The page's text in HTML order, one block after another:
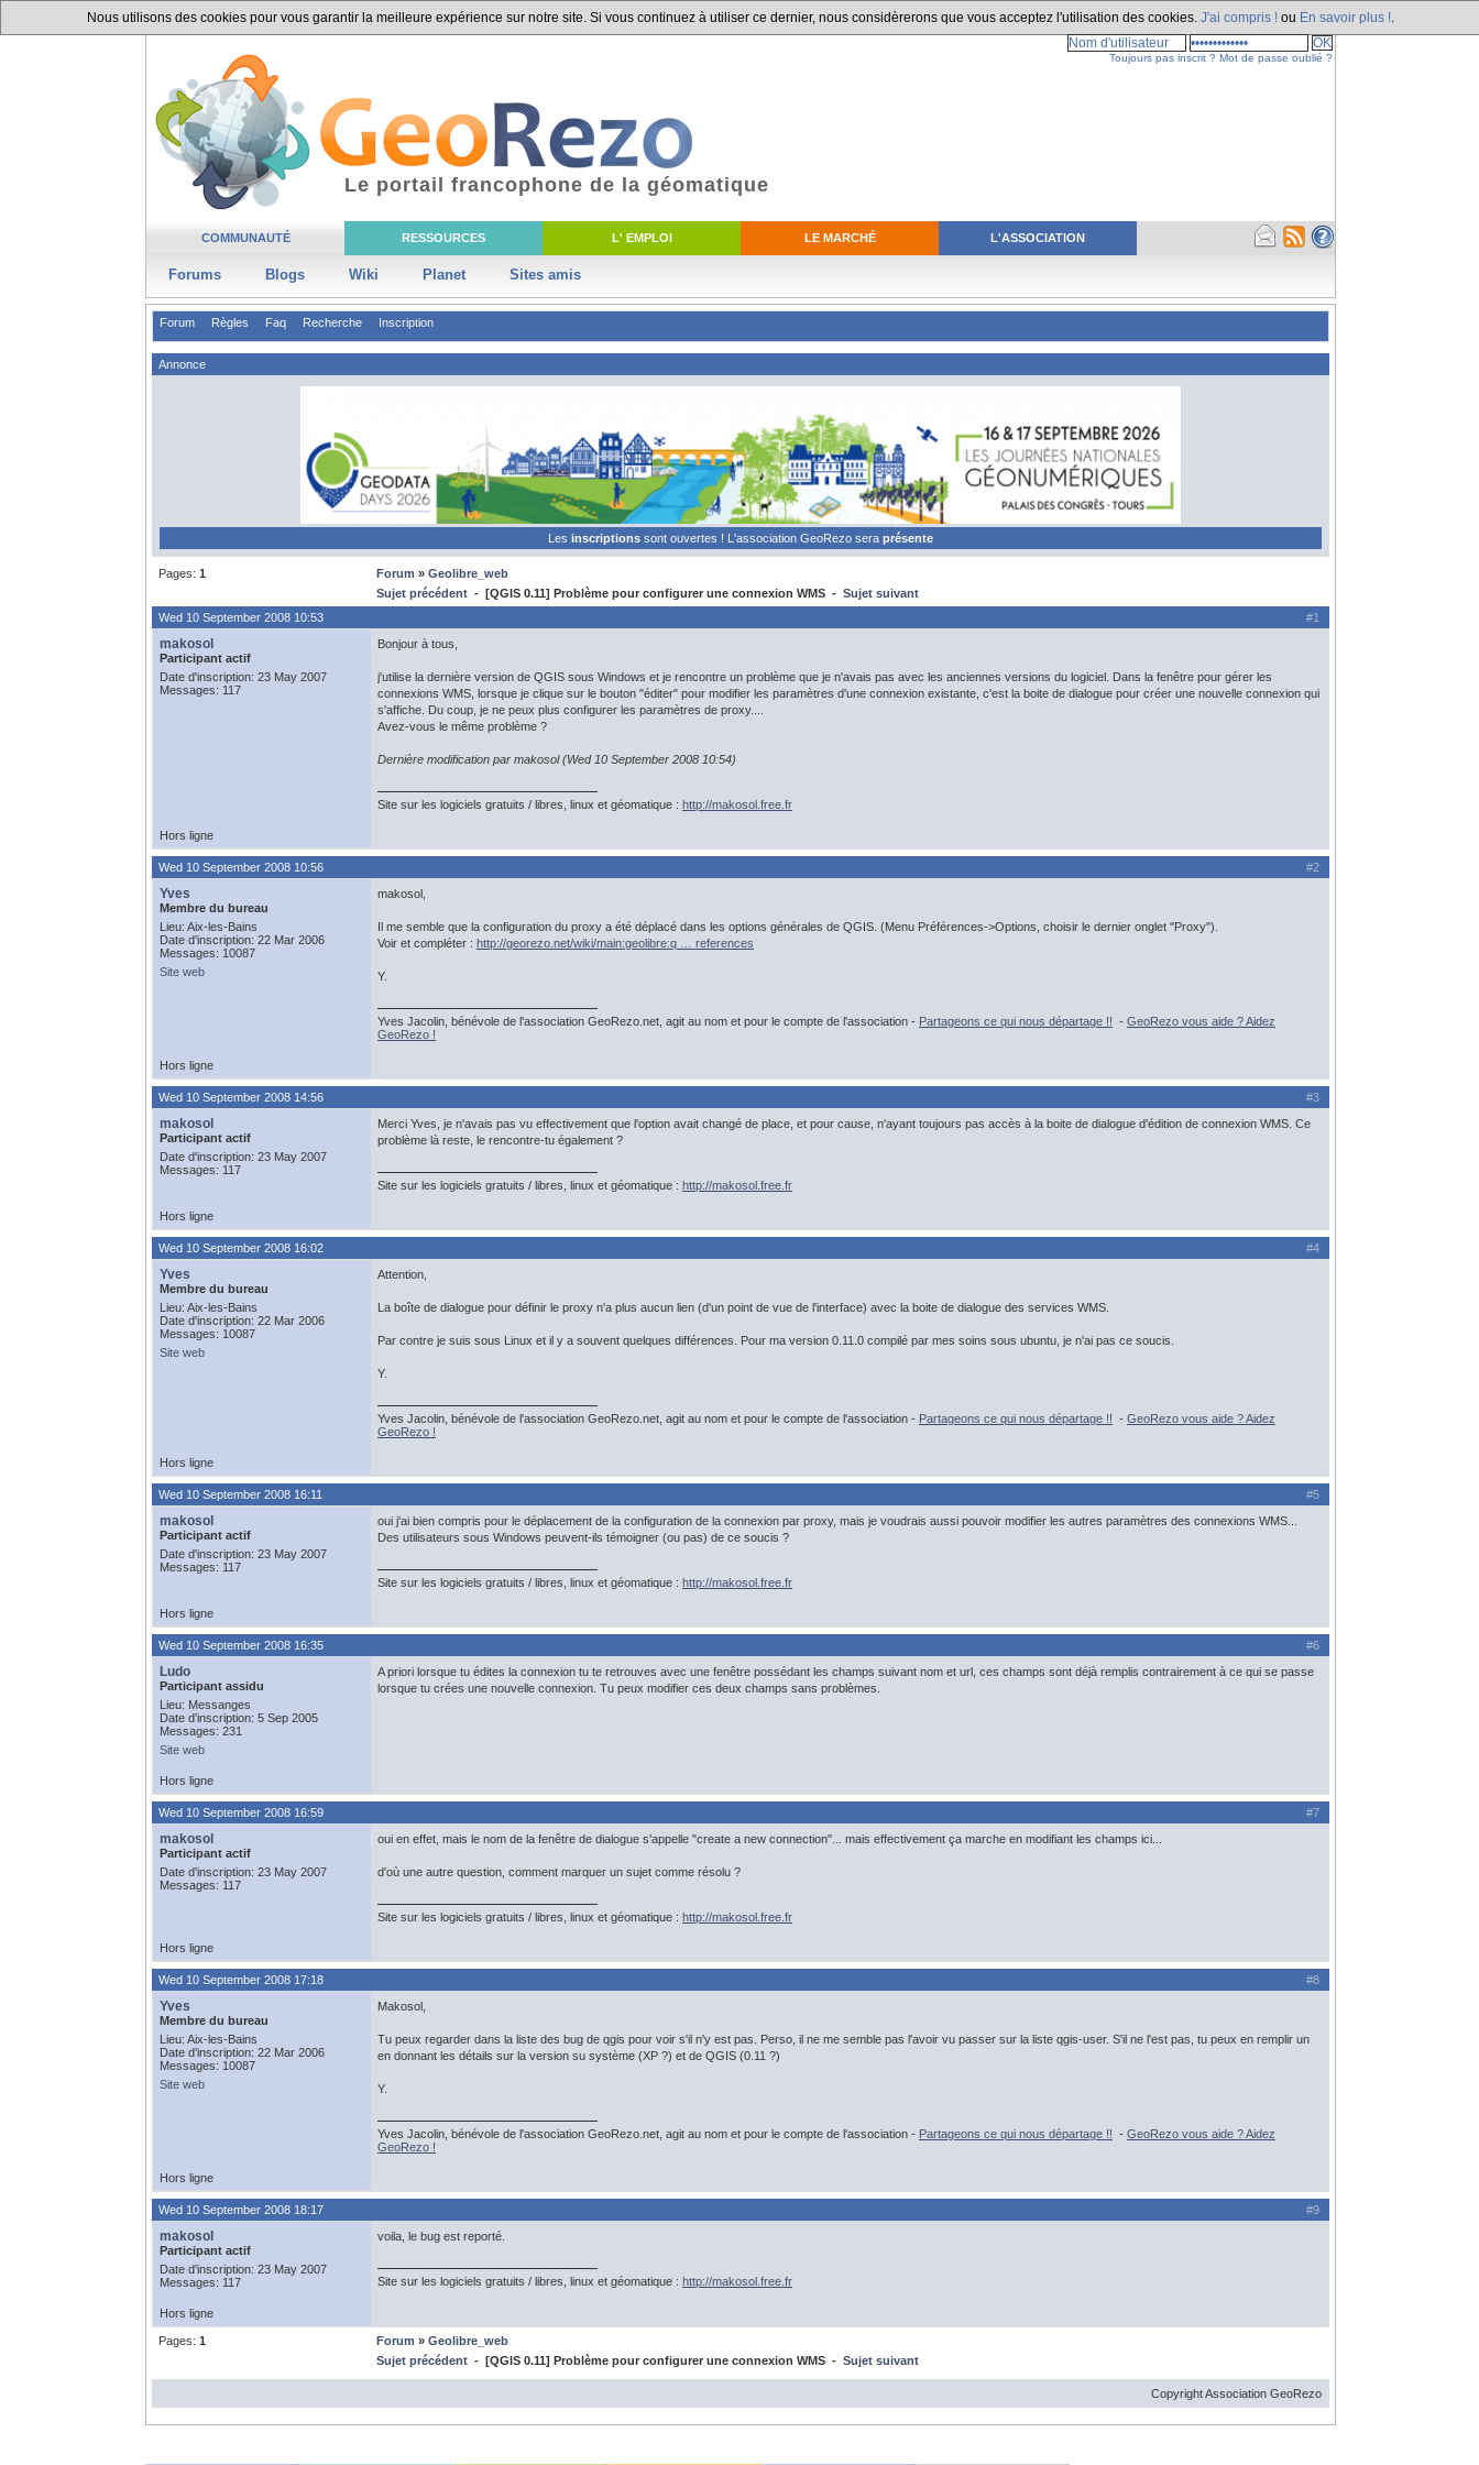
Nous utilisons des cookies pour vous garantir la meilleure expérience sur notre site. Si vous continuez à utiliser ce dernier, nous considèrerons que vous acceptez l'utilisation des cookies. J'ai compris ! ou En savoir plus !
COMMUNAUTÉ RESSOURCES L' EMPLOI LE MARCHÉ L'ASSOCIATION
Forums Blogs Wiki Planet Sites amis
Le portail francophone de la géomatique
Toujours pas inscrit ? Mot de passe oublié ?
Forum Règles Faq Recherche Inscription
Annonce
Les inscriptions sont ouvertes ! L'association GeoRezo sera présente
Pages: 1 Forum » Geolibre_web
Sujet précédent - [QGIS 0.11] Problème pour configurer une connexion WMS - Sujet suivant
#1
Wed 10 September 2008 10:53
makosol
Participant actif
Date d'inscription: 23 May 2007
Messages: 117
Bonjour à tous,
j'utilise la dernière version de QGIS sous Windows et je rencontre un problème que je n'avais pas avec les anciennes versions du logiciel. Dans la fenêtre pour gérer les
connexions WMS, lorsque je clique sur le bouton "éditer" pour modifier les paramètres d'une connexion existante, c'est la boite de dialogue pour créer une nouvelle connexion qui
s'affiche. Du coup, je ne peux plus configurer les paramètres de proxy....
Avez-vous le même problème ?
Dernière modification par makosol (Wed 10 September 2008 10:54)
Site sur les logiciels gratuits / libres, linux et géomatique : http://makosol.free.fr
Hors ligne
#2
Wed 10 September 2008 10:56
Yves
Membre du bureau
Lieu: Aix-les-Bains
Date d'inscription: 22 Mar 2006
Messages: 10087
Site web
makosol,
Il me semble que la configuration du proxy a été déplacé dans les options générales de QGIS. (Menu Préférences->Options, choisir le dernier onglet "Proxy").
Voir et compléter : http://georezo.net/wiki/main:geolibre:q … references
Y.
Yves Jacolin, bénévole de l'association GeoRezo.net, agit au nom et pour le compte de l'association - Partageons ce qui nous départage !! - GeoRezo vous aide ? Aidez
GeoRezo !
Hors ligne
#3
Wed 10 September 2008 14:56
makosol
Participant actif
Date d'inscription: 23 May 2007
Messages: 117
Merci Yves, je n'avais pas vu effectivement que l'option avait changé de place, et pour cause, n'ayant toujours pas accès à la boite de dialogue d'édition de connexion WMS. Ce
problème là reste, le rencontre-tu également ?
Site sur les logiciels gratuits / libres, linux et géomatique : http://makosol.free.fr
Hors ligne
#4
Wed 10 September 2008 16:02
Yves
Membre du bureau
Lieu: Aix-les-Bains
Date d'inscription: 22 Mar 2006
Messages: 10087
Site web
Attention,
La boîte de dialogue pour définir le proxy n'a plus aucun lien (d'un point de vue de l'interface) avec la boite de dialogue des services WMS.
Par contre je suis sous Linux et il y a souvent quelques différences. Pour ma version 0.11.0 compilé par mes soins sous ubuntu, je n'ai pas ce soucis.
Y.
Yves Jacolin, bénévole de l'association GeoRezo.net, agit au nom et pour le compte de l'association - Partageons ce qui nous départage !! - GeoRezo vous aide ? Aidez
GeoRezo !
Hors ligne
#5
Wed 10 September 2008 16:11
makosol
Participant actif
Date d'inscription: 23 May 2007
Messages: 117
oui j'ai bien compris pour le déplacement de la configuration de la connexion par proxy, mais je voudrais aussi pouvoir modifier les autres paramètres des connexions WMS...
Des utilisateurs sous Windows peuvent-ils témoigner (ou pas) de ce soucis ?
Site sur les logiciels gratuits / libres, linux et géomatique : http://makosol.free.fr
Hors ligne
#6
Wed 10 September 2008 16:35
Ludo
Participant assidu
Lieu: Messanges
Date d'inscription: 5 Sep 2005
Messages: 231
Site web
A priori lorsque tu édites la connexion tu te retrouves avec une fenêtre possédant les champs suivant nom et url, ces champs sont déjà remplis contrairement à ce qui se passe
lorsque tu crées une nouvelle connexion. Tu peux modifier ces deux champs sans problèmes.
Hors ligne
#7
Wed 10 September 2008 16:59
makosol
Participant actif
Date d'inscription: 23 May 2007
Messages: 117
oui en effet, mais le nom de la fenêtre de dialogue s'appelle "create a new connection"... mais effectivement ça marche en modifiant les champs ici...
d'où une autre question, comment marquer un sujet comme résolu ?
Site sur les logiciels gratuits / libres, linux et géomatique : http://makosol.free.fr
Hors ligne
#8
Wed 10 September 2008 17:18
Yves
Membre du bureau
Lieu: Aix-les-Bains
Date d'inscription: 22 Mar 2006
Messages: 10087
Site web
Makosol,
Tu peux regarder dans la liste des bug de qgis pour voir s'il n'y est pas. Perso, il ne me semble pas l'avoir vu passer sur la liste qgis-user. S'il ne l'est pas, tu peux en remplir un
en donnant les détails sur la version su système (XP ?) et de QGIS (0.11 ?)
Y.
Yves Jacolin, bénévole de l'association GeoRezo.net, agit au nom et pour le compte de l'association - Partageons ce qui nous départage !! - GeoRezo vous aide ? Aidez
GeoRezo !
Hors ligne
#9
Wed 10 September 2008 18:17
makosol
Participant actif
Date d'inscription: 23 May 2007
Messages: 117
voila, le bug est reporté.
Site sur les logiciels gratuits / libres, linux et géomatique : http://makosol.free.fr
Hors ligne
Pages: 1 Forum » Geolibre_web
Sujet précédent - [QGIS 0.11] Problème pour configurer une connexion WMS - Sujet suivant
Copyright Association GeoRezo